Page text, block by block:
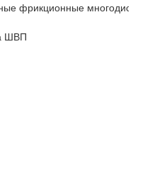
фрикционные
ШВП